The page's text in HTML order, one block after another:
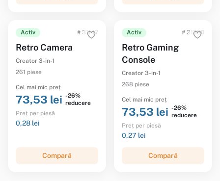
Activ # 31147
Retro Camera
Creator 3-in-1
261 piese
Cel mai mic preț
73,53 lei -26%
reducere
Preț per piesă
0,28 lei
Compară
Activ # 31380
Retro Gaming
Console
Creator 3-in-1
268 piese
Cel mai mic preț
73,53 lei -26%
reducere
Preț per piesă
0,27 lei
Compară